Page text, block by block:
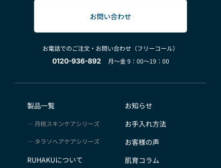
お問い合わせ
お電話でのご注文・お問い合わせ（フリーコール）
0120-936-892
月～金 9：00～19：00
製品一覧
月桃スキンケアシリーズ
タラソヘアケアシリーズ
RUHAKUについて
お知らせ
お手入れ方法
お客様の声
肌育コラム